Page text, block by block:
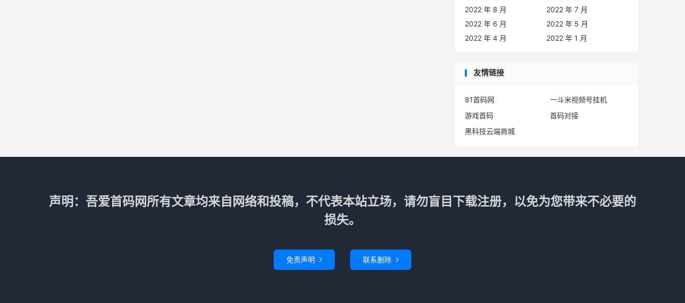
2022 年 8 月
2022 年 7 月
2022 年 6 月
2022 年 5 月
2022 年 4 月
2022 年 1 月
友情链接
81首码网
一斗米视频号挂机
游戏首码
首码对接
黑科技云端商城
声明：吾爱首码网所有文章均来自网络和投稿，不代表本站立场，请勿盲目下载注册，以免为您带来不必要的
损失。
免责声明  联系删除 